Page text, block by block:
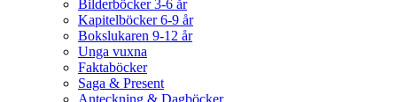
Bilderböcker 3-6 år
Kapitelböcker 6-9 år
Bokslukaren 9-12 år
Unga vuxna
Faktaböcker
Saga & Present
Anteckning & Dagböcker